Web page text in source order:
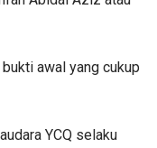
awal yang cukup
YCQ selaku